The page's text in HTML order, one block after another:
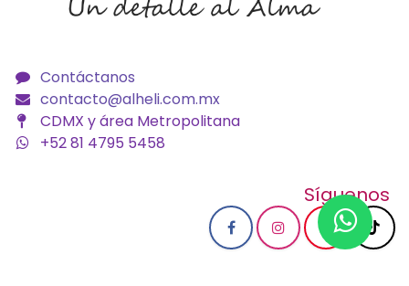
Contáctanos
contacto@alheli.com.mx
CDMX y área Metropolitana
+52 81 4795 5458
Síguenos